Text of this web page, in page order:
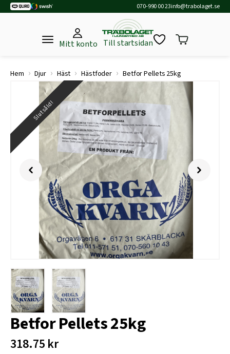
070-990 00 23info@trabolaget.se
Mitt konto Till startsidan
Hem › Djur › Häst › Hästfoder › Betfor Pellets 25kg
Slutsåld!
Betfor Pellets 25kg
318.75 kr